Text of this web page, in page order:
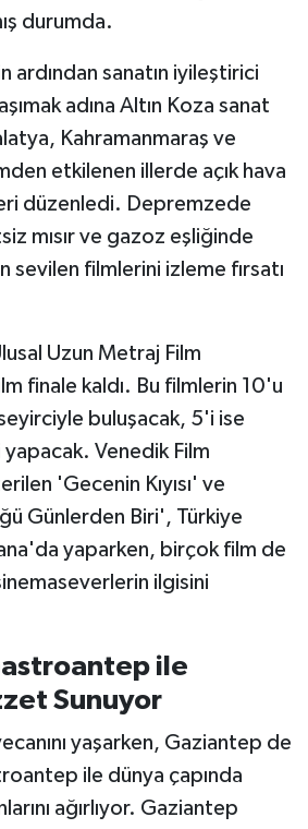
durumda.
ardından sanatın iyileştirici
adına Altın Koza sanat
Kahramanmaraş ve
etkilenen illerde açık hava
düzenledi. Depremzede
mısır ve gazoz eşliğinde
sevilen filmlerini izleme fırsatı
Uzun Metraj Film
finale kaldı. Bu filmlerin 10'u
buluşacak, 5'i ise
Venedik Film
'Gecenin Kıyısı' ve
Günlerden Biri', Türkiye
yaparken, birçok film de
ilgisini
ile
Sunuyor
yaşarken, Gaziantep de
ile dünya çapında
ağırlıyor. Gaziantep